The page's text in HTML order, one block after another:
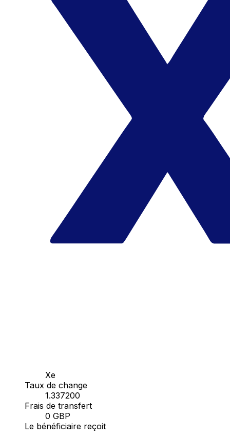
Xe
Taux de change
1.337200
Frais de transfert
0 GBP
Le bénéficiaire reçoit